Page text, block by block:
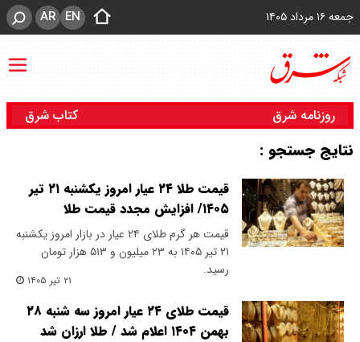
جمعه ۱۶ مرداد ۱۴۰۵ EN
AR
روزنامه شرق کتاب شرق
نتایج جستجو :
قیمت طلا ۲۴ عیار امروز یکشنبه ۲۱ تیر
۱۴۰۵/ افزایش مجدد قیمت طلا
قیمت هر گرم طلای ۲۴ عیار در بازار امروز یکشنبه
۲۱ تیر ۱۴۰۵ به ۲۳ میلیون و ۵۱۳ هزار تومان
رسید.
۲۱ تیر ۱۴۰۵
قیمت طلای ۲۴ عیار امروز سه شنبه ۲۸
بهمن ۱۴۰۴ اعلام شد / طلا ارزان شد